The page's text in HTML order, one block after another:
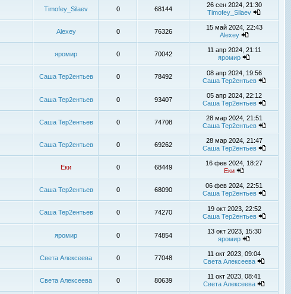
Timofey_Silaev 0 68144
26 сен 2024, 21:30
Timofey_Silaev
Alexey 0 76326
15 май 2024, 22:43
Alexey
яромир 0 70042
11 апр 2024, 21:11
яромир
Саша Тер2ентьев 0 78492
08 апр 2024, 19:56
Саша Тер2ентьев
Саша Тер2ентьев 0 93407
05 апр 2024, 22:12
Саша Тер2ентьев
Саша Тер2ентьев 0 74708
28 мар 2024, 21:51
Саша Тер2ентьев
Саша Тер2ентьев 0 69262
28 мар 2024, 21:47
Саша Тер2ентьев
Еки 0 68449
16 фев 2024, 18:27
Еки
Саша Тер2ентьев 0 68090
06 фев 2024, 22:51
Саша Тер2ентьев
Саша Тер2ентьев 0 74270
19 окт 2023, 22:52
Саша Тер2ентьев
яромир 0 74854
13 окт 2023, 15:30
яромир
Света Алексеева 0 77048
11 окт 2023, 09:04
Света Алексеева
Света Алексеева 0 80639
11 окт 2023, 08:41
Света Алексеева